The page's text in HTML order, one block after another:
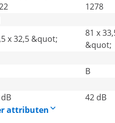
1278
x 32,5 &quot;
81 x
&quot;
B
42 dB
attributen